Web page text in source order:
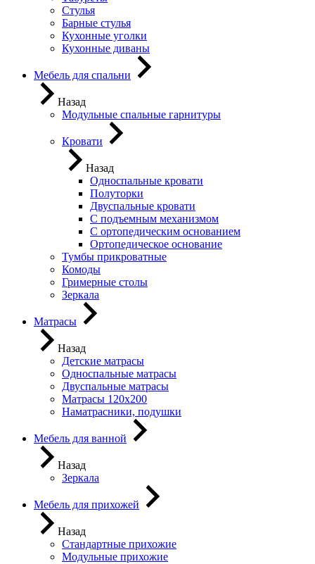
Стулья
Барные стулья
Кухонные уголки
Кухонные диваны
Мебель для спальни
Назад
Модульные спальные гарнитуры
Кровати
Назад
Односпальные кровати
Полуторки
Двуспальные кровати
С подъемным механизмом
С ортопедическим основанием
Ортопедическое основание
Тумбы прикроватные
Комоды
Гримерные столы
Зеркала
Матрасы
Назад
Детские матрасы
Односпальные матрасы
Двуспальные матрасы
Матрасы 120х200
Наматрасники, подушки
Мебель для ванной
Назад
Зеркала
Мебель для прихожей
Назад
Стандартные прихожие
Модульные прихожие